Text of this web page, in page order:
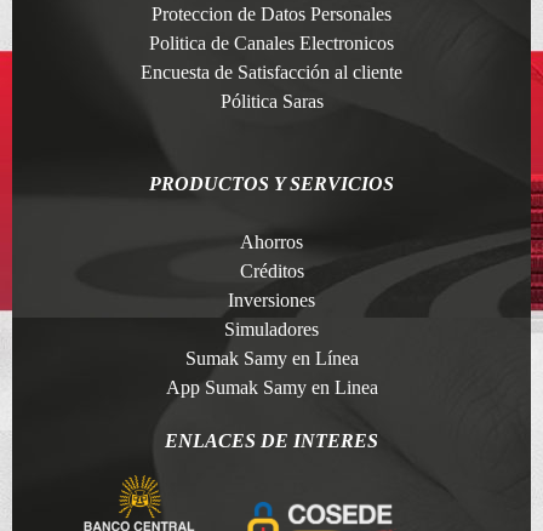
Proteccion de Datos Personales
Politica de Canales Electronicos
Encuesta de Satisfacción al cliente
Pólitica Saras
PRODUCTOS Y SERVICIOS
Ahorros
Créditos
Inversiones
Simuladores
Sumak Samy en Línea
App Sumak Samy en Linea
ENLACES DE INTERES